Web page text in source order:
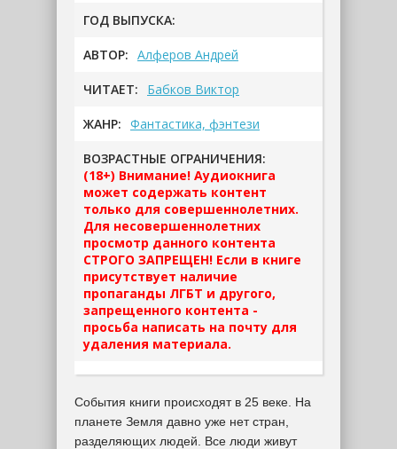
ГОД ВЫПУСКА:
АВТОР: Алферов Андрей
ЧИТАЕТ: Бабков Виктор
ЖАНР: Фантастика, фэнтези
ВОЗРАСТНЫЕ ОГРАНИЧЕНИЯ:
(18+) Внимание! Аудиокнига
может содержать контент
только для совершеннолетних.
Для несовершеннолетних
просмотр данного контента
СТРОГО ЗАПРЕЩЕН! Если в книге
присутствует наличие
пропаганды ЛГБТ и другого,
запрещенного контента -
просьба написать на почту для
удаления материала.
События книги происходят в 25 веке. На
планете Земля давно уже нет стран,
разделяющих людей. Все люди живут